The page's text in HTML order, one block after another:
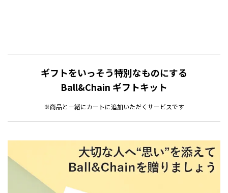
ギフトをいっそう特別なものにする
Ball&Chain ギフトキット
※商品と一緒にカートに追加いただくサービスです